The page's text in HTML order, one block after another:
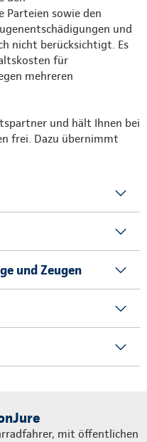
Parteien sowie den
und
nicht berücksichtigt. Es
für
mehreren
und hält Ihnen bei
frei. Dazu übernimmt
und Zeugen
mit öffentlichen